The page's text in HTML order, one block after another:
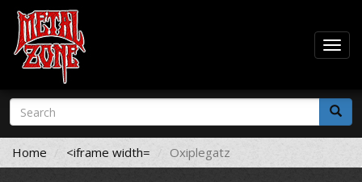
Skip
main
content
Search
form
Search
Home <iframe width= Oxiplegatz